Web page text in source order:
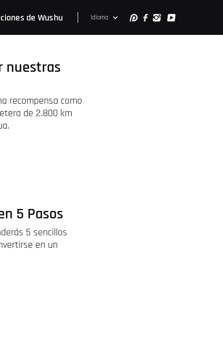
de Wushu Idioma
nuestras
recompensa como
de 2.800 km
5 Pasos
5 sencillos
en un